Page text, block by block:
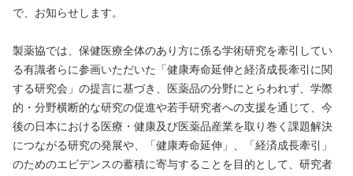
で、お知らせします。
製薬協では、保健医療全体のあり方に係る学術研究を牽引してい
る有識者らに参画いただいた「健康寿命延伸と経済成長牽引に関
する研究会」の提言に基づき、医薬品の分野にとらわれず、学際
的・分野横断的な研究の促進や若手研究者への支援を通じて、今
後の日本における医療・健康及び医薬品産業を取り巻く課題解決
につながる研究の発展や、「健康寿命延伸」、「経済成長牽引」
のためのエビデンスの蓄積に寄与することを目的として、研究者